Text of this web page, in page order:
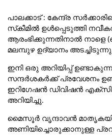
പാലക്കാട് : കേന്ദ്ര
സ്‌കീമില്‍ ഉള്‍പ്പെടുത്തി
ആരംഭിക്കുന്നതിനാല്‍ നാളെ
മലമ്പുഴ ഉദ്യാനം
ഇനി ഒരു അറിയിപ്പ്
സന്ദര്‍ശകര്‍ക്ക് പ്രവേശനം
ഇറിഗേഷന്‍ ഡിവിഷന്‍
അറിയിച്ചു.
മൈസൂർ വൃന്ദാവൻ
അണിയിച്ചൊരുക്കാനുള്ള